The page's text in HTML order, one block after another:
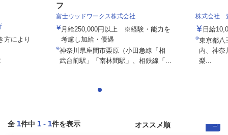
により
フ
富士ウッドワークス株式会社
月給250,000円以上 ※経験・能力を
考慮し加給・優遇
神奈川県座間市栗原（小田急線「相
武台前駅」「南林間駅」、相鉄線「...
株式会社
日給
東京都八
内、神奈
梨...
全 1件中 1 - 1件を表示